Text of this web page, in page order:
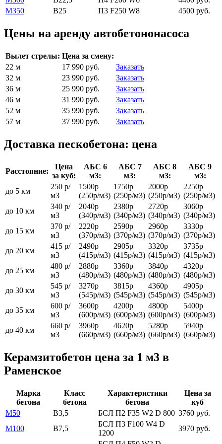
М350
В25 П3 F250 W8 4500 руб.
Цены на аренду автобетононасоса
Вылет стрелы: Цена за смену:
22 м
17 990 руб.
Заказать
32 м
23 990 руб.
Заказать
36 м
25 990 руб.
Заказать
46 м
31 990 руб.
Заказать
52 м
35 990 руб.
Заказать
57 м
37 990 руб. Заказать
Доставка пескобетона: цена
Расстояние:
Цена
за куб:
АБС 6
м3:
АБС 7
м3:
АБС 8
м3:
АБС 9
м3:
до 5 км
250 р/
м3
1500р
(250р/м3)
1750р
(250р/м3)
2000р
(250р/м3)
2250р
(250р/м3)
до 10 км
340 р/
м3
2040р
(340р/м3)
2380р
(340р/м3)
2720р
(340р/м3)
3060р
(340р/м3)
до 15 км
370 р/
м3
2220р
(370р/м3)
2590р
(370р/м3)
2960р
(370р/м3)
3330р
(370р/м3)
до 20 км
415 р/
м3
2490р
(415р/м3)
2905р
(415р/м3)
3320р
(415р/м3)
3735р
(415р/м3)
до 25 км
480 р/
м3
2880р
(480р/м3)
3360р
(480р/м3)
3840р
(480р/м3)
4320р
(480р/м3)
до 30 км
545 р/
м3
3270р
(545р/м3)
3815р
(545р/м3)
4360р
(545р/м3)
4905р
(545р/м3)
до 35 км
600 р/
м3
3600р
(600р/м3)
4200р
(600р/м3)
4800р
(600р/м3)
5400р
(600р/м3)
до 40 км
660 р/
м3
3960р
(660р/м3)
4620р
(660р/м3)
5280р
(660р/м3)
5940р
(660р/м3)
Керамзитобетон цена за 1 м3 в
Раменское
Марка
бетона
Класс
бетона
Характеристики
бетона
Цена за
куб
М50
В3,5 БСЛ П2 F35 W2 D 800 3760 руб.
М100
В7,5
БСЛ П3 F100 W4 D
1200
3970 руб.